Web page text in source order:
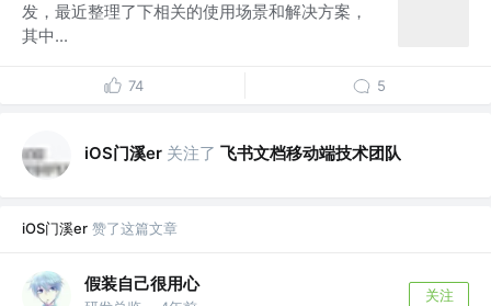
发，最近整理了下相关的使用场景和解决方案，
其中...
74 5
iOS门溪er 关注了 飞书文档移动端技术团队
iOS门溪er 赞了这篇文章
假装自己很用心
关注